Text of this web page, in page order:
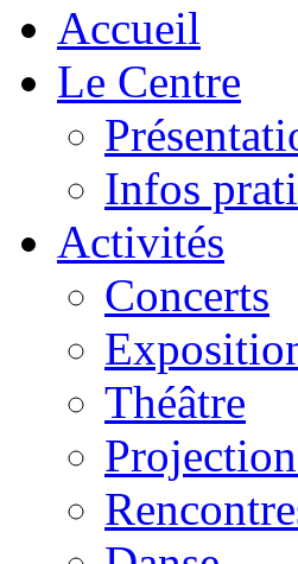
Accueil
Le Centre
Infos
Activités
Concerts
Théâtre